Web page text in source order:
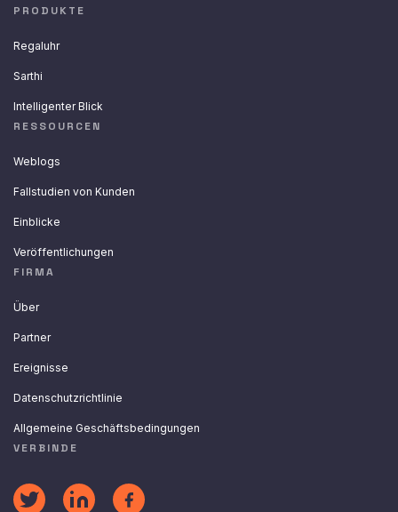
PRODUKTE
Regaluhr
Sarthi
Intelligenter Blick
RESSOURCEN
Weblogs
Fallstudien von Kunden
Einblicke
Veröffentlichungen
FIRMA
Über
Partner
Ereignisse
Datenschutzrichtlinie
Allgemeine Geschäftsbedingungen
VERBINDE